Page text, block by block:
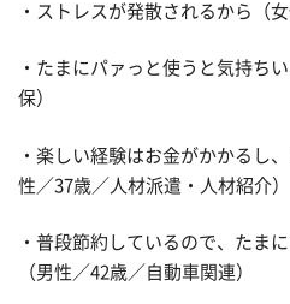
・ストレスが発散されるから（
・たまにパァっと使うと気持ち
保）
・楽しい経験はお金がかかるし
性／37歳／人材派遣・人材紹介）
・普段節約しているので、たま
（男性／42歳／自動車関連）